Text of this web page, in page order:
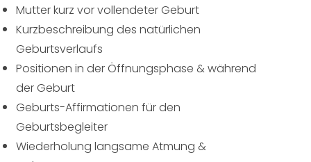
Mutter kurz vor vollendeter Geburt
Kurzbeschreibung des natürlichen
Geburtsverlaufs
Positionen in der Öffnungsphase & während
der Geburt
Geburts-Affirmationen für den
Geburtsbegleiter
Wiederholung langsame Atmung &